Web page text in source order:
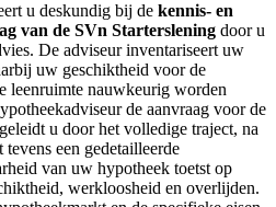
u deskundig bij de kennis- en
van de SVn Starterslening door u
De adviseur inventariseert uw
uw geschiktheid voor de
leenruimte nauwkeurig worden
de aanvraag voor de
u door het volledige traject, na
een gedetailleerde
van uw hypotheek toetst op
werkloosheid en overlijden.